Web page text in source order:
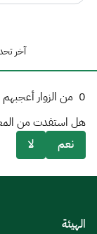
آخر تحديث: 10 يونيو 2026 11:00 ص
0 من الزوار
هل استفدت من
نعم
لا
الهيئة